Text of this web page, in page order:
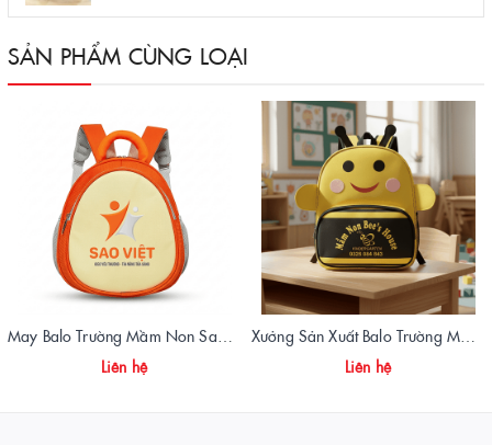
SẢN PHẨM CÙNG LOẠI
May Balo Trường Mầm Non Sao Việt – Chất Lượng, Giá Xưởng, Giao Hàng Toàn Quốc
Liên hệ
Xưởng Sản Xuất Balo Trường Mẫu Giáo Ngôi Nhà Ong Chất Lượng | Vietbags
Liên hệ